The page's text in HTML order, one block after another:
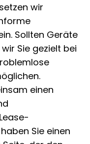
wir
Sollten Geräte
Sie gezielt bei
einen
haben Sie einen